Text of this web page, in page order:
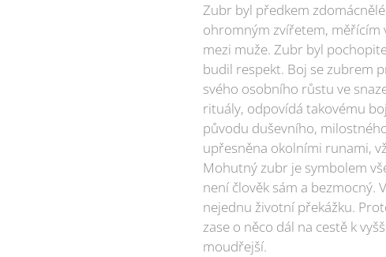
Zubr byl předkem
ohromným zvířetem, měřícím
mezi muže. Zubr byl
budil respekt. Boj se zubrem
svého osobního růstu ve
rituály, odpovídá takovému
původu duševního,
upřesněna okolními runami,
Mohutný zubr je symbolem
není člověk sám a bezmocný.
nejednu životní překážku.
zase o něco dál na cestě k
moudřejší.